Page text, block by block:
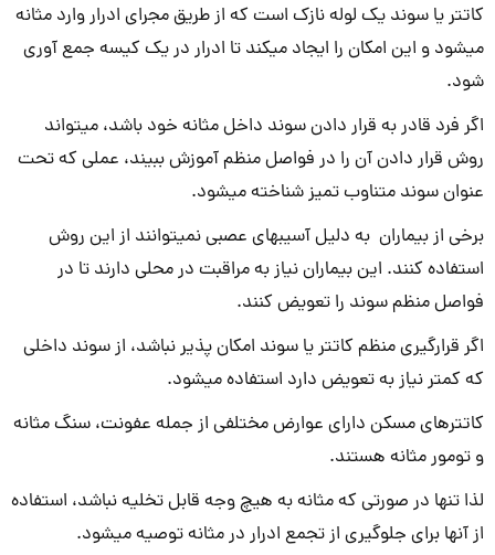
کاتتر یا سوند یک لوله نازک است که از طریق مجرای ادرار وارد مثانه
می­شود و این امکان را ایجاد می­کند تا ادرار در یک کیسه جمع آوری
شود.
اگر فرد قادر به قرار دادن سوند داخل مثانه خود باشد، می­تواند
روش قرار دادن آن را در فواصل منظم آموزش ببیند، عملی که تحت
عنوان سوند متناوب تمیز شناخته می­شود.
برخی از بیماران به دلیل آسیب­های عصبی نمی­توانند از این روش
استفاده کنند. این بیماران نیاز به مراقبت در محلی دارند تا در
فواصل منظم سوند را تعویض کنند.
اگر قرارگیری منظم کاتتر یا سوند امکان پذیر نباشد، از سوند داخلی
که کمتر نیاز به تعویض دارد استفاده می­شود.
کاتترهای مسکن دارای عوارض مختلفی از جمله عفونت، سنگ مثانه
و تومور مثانه هستند.
لذا تنها در صورتی که مثانه به هیچ وجه قابل تخلیه نباشد، استفاده
از آن­ها برای جلوگیری از تجمع ادرار در مثانه توصیه می­شود.